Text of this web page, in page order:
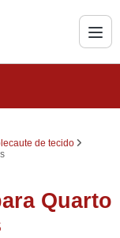
de tecido
Quarto